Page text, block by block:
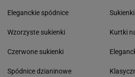
Eleganckie spódnice
Wzorzyste sukienki
Czerwone sukienki
Spódnice dzianinowe
Kurtki